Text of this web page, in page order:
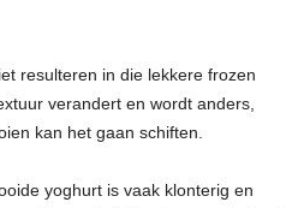
resulteren in die lekkere frozen
verandert en wordt anders,
kan het gaan schiften.
yoghurt is vaak klonterig en